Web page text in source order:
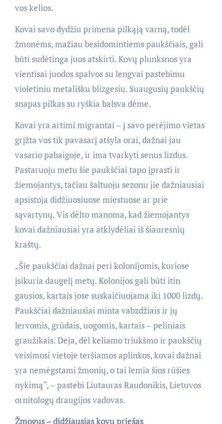
vos kelios.
Kovai savo dydžiu primena pilkąją varną, todėl
žmonėms, mažiau besidomintiems paukščiais, gali
būti sudėtinga juos atskirti. Kovų plunksnos yra
vientisai juodos spalvos su lengvai pastebimu
violetiniu metališku blizgesiu. Suaugusių paukščių
snapas pilkas su ryškia balsva dėme.
Kovai yra artimi migrantai – į savo perėjimo vietas
grįžta vos tik pavasarį atšyla orai, dažnai jau
vasario pabaigoje, ir ima tvarkyti senus lizdus.
Pastaruoju metu šie paukščiai tapo įprasti ir
žiemojantys, tačiau šaltuoju sezonu jie dažniausiai
apsistoja didžiuosiuose miestuose ar prie
sąvartynų. Vis dėlto manoma, kad žiemojantys
kovai dažniausiai yra atklydėliai iš šiauresnių
kraštų.
„Šie paukščiai dažnai peri kolonijomis, kuriose
įsikuria daugelį metų. Kolonijos gali būti itin
gausios, kartais jose suskaičiuojama iki 1000 lizdų.
Paukščiai dažniausiai minta vabzdžiais ir jų
lervomis, grūdais, uogomis, kartais – peliniais
graužikais. Deja, dėl keliamo triukšmo ir paukščių
veisimosi vietoje teršiamos aplinkos, kovai dažnai
yra nemėgstami žmonių, o tai lemia šios rūšies
nykimą“, – pastebi Liutauras Raudonikis, Lietuvos
ornitologų draugijos vadovas.
Žmogus – didžiausias kovų priešas